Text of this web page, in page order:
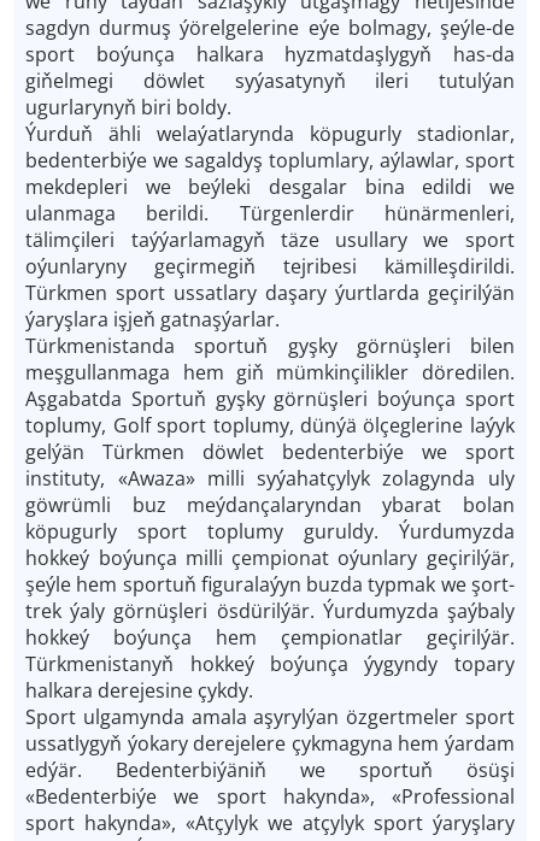
sagdyn durmuş ýörelgelerine eýe bolmagy, şeýle-de
sport boýunça halkara hyzmatdaşlygyň has-da
giňelmegi döwlet syýasatynyň ileri tutulýan
ugurlarynyň biri boldy.
Ýurduň ähli welaýatlarynda köpugurly stadionlar,
bedenterbiýe we sagaldyş toplumlary, aýlawlar, sport
mekdepleri we beýleki desgalar bina edildi we
ulanmaga berildi. Türgenlerdir hünärmenleri,
tälimçileri taýýarlamagyň täze usullary we sport
oýunlaryny geçirmegiň tejribesi kämilleşdirildi.
Türkmen sport ussatlary daşary ýurtlarda geçirilýän
ýaryşlara işjeň gatnaşýarlar.
Türkmenistanda sportuň gyşky görnüşleri bilen
meşgullanmaga hem giň mümkinçilikler döredilen.
Aşgabatda Sportuň gyşky görnüşleri boýunça sport
toplumy, Golf sport toplumy, dünýä ölçeglerine laýyk
gelýän Türkmen döwlet bedenterbiýe we sport
instituty, «Awaza» milli syýahatçylyk zolagynda uly
göwrümli buz meýdançalaryndan ybarat bolan
köpugurly sport toplumy guruldy. Ýurdumyzda
hokkeý boýunça milli çempionat oýunlary geçirilýär,
şeýle hem sportuň figuralaýyn buzda typmak we şort-
trek ýaly görnüşleri ösdürilýär. Ýurdumyzda şaýbaly
hokkeý boýunça hem çempionatlar geçirilýär.
Türkmenistanyň hokkeý boýunça ýygyndy topary
halkara derejesine çykdy.
Sport ulgamynda amala aşyrylýan özgertmeler sport
ussatlygyň ýokary derejelere çykmagyna hem ýardam
edýär. Bedenterbiýäniň we sportuň ösüşi
«Bedenterbiýe we sport hakynda», «Professional
sport hakynda», «Atçylyk we atçylyk sport ýaryşlary